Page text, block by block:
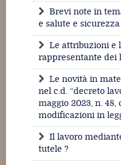
Brevi note in
e salute e
Le attribuzioni e
rappresentante dei
Le novità in
nel c.d. “decreto
maggio 2023, n.
modificazioni in
Il lavoro
tutele ?